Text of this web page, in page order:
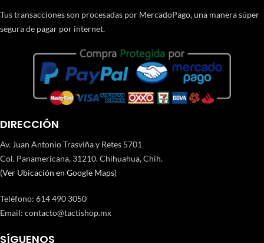
Tus transacciones son procesadas por MercadoPago, una manera súper
segura de pagar por internet.
DIRECCIÓN
Av. Juan Antonio Trasviña y Retes 5701
Col. Panamericana, 31210. Chihuahua, Chih.
(Ver Ubicación en Google Maps)
Teléfono: 614 490 3050
Email: contacto@tactishop.mx
SÍGUENOS